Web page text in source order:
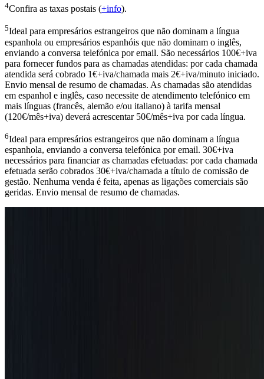
4Confira as taxas postais (+info).
5Ideal para empresários estrangeiros que não dominam a língua
espanhola ou empresários espanhóis que não dominam o inglês,
enviando a conversa telefónica por email. São necessários 100€+iva
para fornecer fundos para as chamadas atendidas: por cada chamada
atendida será cobrado 1€+iva/chamada mais 2€+iva/minuto iniciado.
Envio mensal de resumo de chamadas. As chamadas são atendidas
em espanhol e inglês, caso necessite de atendimento telefónico em
mais línguas (francês, alemão e/ou italiano) à tarifa mensal
(120€/mês+iva) deverá acrescentar 50€/mês+iva por cada língua.
6Ideal para empresários estrangeiros que não dominam a língua
espanhola, enviando a conversa telefónica por email. 30€+iva
necessários para financiar as chamadas efetuadas: por cada chamada
efetuada serão cobrados 30€+iva/chamada a título de comissão de
gestão. Nenhuma venda é feita, apenas as ligações comerciais são
geridas. Envio mensal de resumo de chamadas.